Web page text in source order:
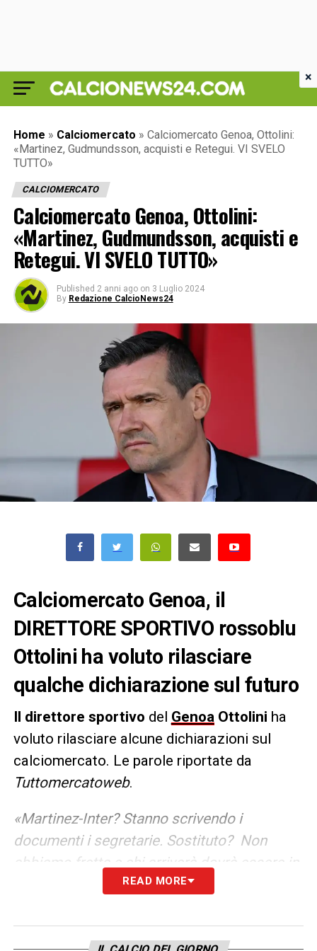
Home » Calciomercato » Calciomercato Genoa, Ottolini:
«Martinez, Gudmundsson, acquisti e Retegui. VI SVELO
TUTTO»
CALCIOMERCATO
Calciomercato Genoa, Ottolini:
«Martinez, Gudmundsson, acquisti e
Retegui. VI SVELO TUTTO»
Published 2 anni ago on 3 Luglio 2024
By Redazione CalcioNews24
Calciomercato Genoa, il
DIRETTORE SPORTIVO rossoblu
Ottolini ha voluto rilasciare
qualche dichiarazione sul futuro
Il direttore sportivo del Genoa Ottolini ha
voluto rilasciare alcune dichiarazioni sul
calciomercato. Le parole riportate da
Tuttomercatoweb.
«Martinez-Inter? Stanno scrivendo i
documenti i segretarie. Sostituto? Non
abbiamo fretta e chi arriverà dovrà essere in
linea con i nostri parametri. Zanoli ho detto
in sede. Per quanto riguarda Suslov, non è
READ MORE
×